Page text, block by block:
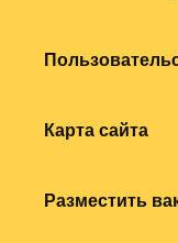
Карта сайта
Разместить